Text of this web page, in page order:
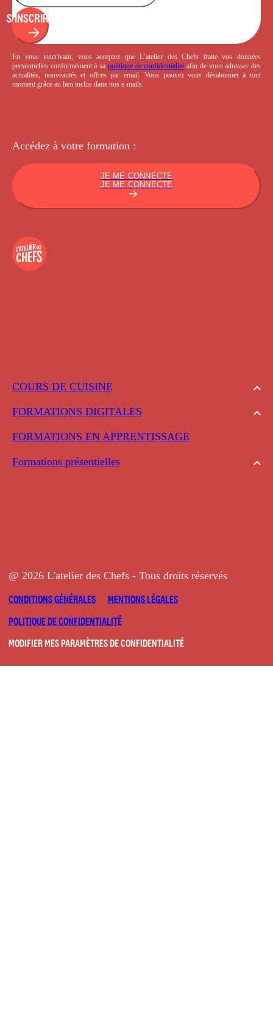
COURS DE CUISINE
FORMATIONS DIGITALES
FORMATIONS EN APPRENTISSAGE
Formations présentielles
S'INSCRIRE
En vous inscrivant, vous acceptez que L’atelier des Chefs traite vos données
personnelles conformément à sa politique de confidentialité afin de vous adresser des
actualités, nouveautés et offres par email. Vous pouvez vous désabonner à tout
moment grâce au lien inclus dans nos e-mails.
Accédez à votre formation :
JE ME CONNECTE
JE ME CONNECTE
@ 2026 L'atelier des Chefs - Tous droits réservés
CONDITIONS GÉNÉRALES
MENTIONS LÉGALES
POLITIQUE DE CONFIDENTIALITÉ
MODIFIER MES PARAMÈTRES DE CONFIDENTIALITÉ